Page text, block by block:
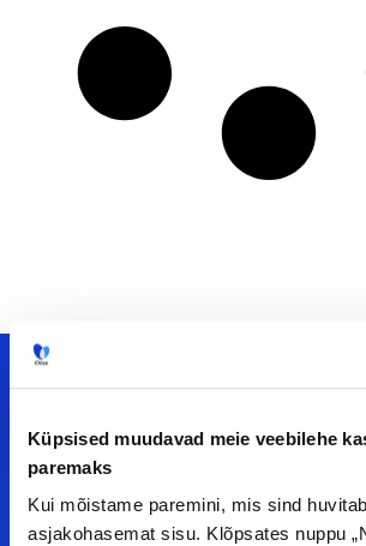
Küpsised muudavad meie veebilehe
paremaks
Kui mõistame paremini, mis sind
asjakohasemat sisu. Klõpsates nuppu
Meiega leiad!
Tööelublogi.ee lehelt leiad kõik
kursis tööturu uudistega.